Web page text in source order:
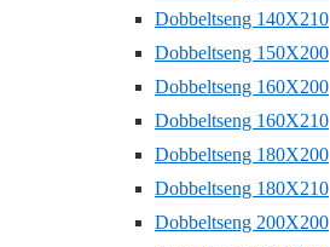
Dobbeltseng 140X210
Dobbeltseng 150X200
Dobbeltseng 160X200
Dobbeltseng 160X210
Dobbeltseng 180X200
Dobbeltseng 180X210
Dobbeltseng 200X200